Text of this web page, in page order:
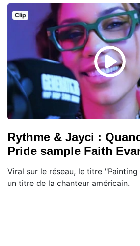
Clip
Rythme & Jayci :
Pride sample Faith
Viral sur le réseau, le titre
un titre de la chanteur américain.